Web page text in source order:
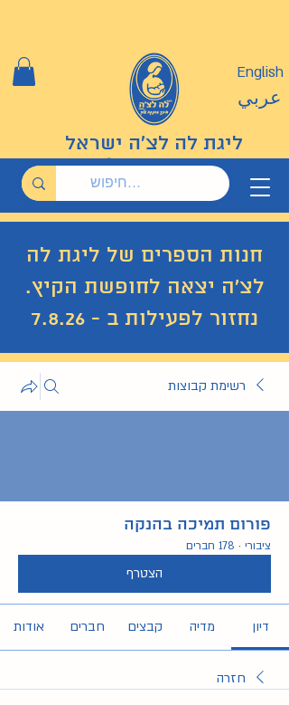
ליגת לה לצ'ה ישראל
English
عربي
חנות הספרים של ליגת לה
לצ'ה יצאה לחופשת הקיץ.
נחזור לפעילות ב - 7.8.26
רשימת קבוצות
פורום תמיכה בהנקה
ציבורי · 178 חברים
הצטרף
דיון מדיה קבצים חברים אודות
חזרה